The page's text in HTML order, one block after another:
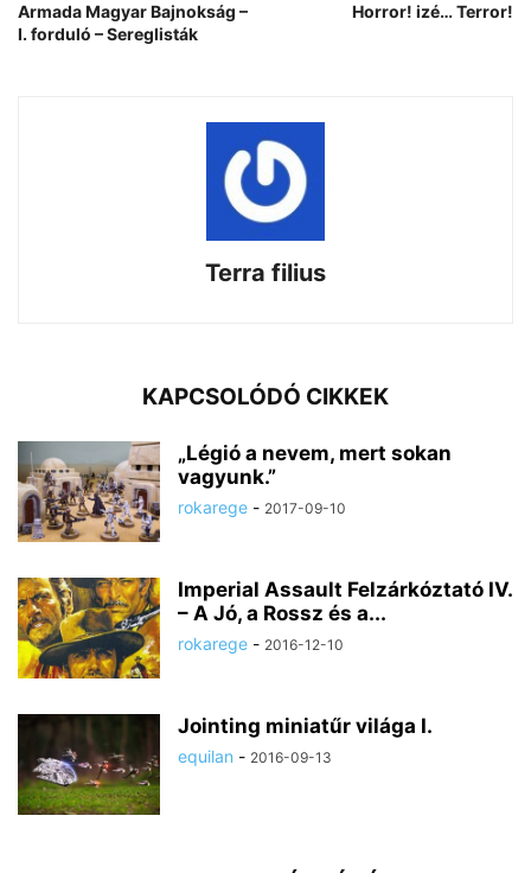
Armada Magyar Bajnokság –
I. forduló – Sereglisták
Horror! izé… Terror!
Terra filius
KAPCSOLÓDÓ CIKKEK
„Légió a nevem, mert sokan
vagyunk.”
rokarege - 2017-09-10
Imperial Assault Felzárkóztató IV.
– A Jó, a Rossz és a...
rokarege - 2016-12-10
Jointing miniatűr világa I.
equilan - 2016-09-13